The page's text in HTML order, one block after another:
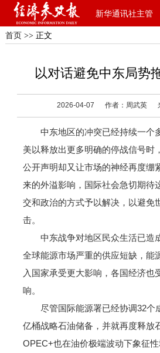
新华通讯社主管
首页 >> 正文
以对话避免中东局势
2026-04-07 作者：周武英
中东地区的冲突已经持续一个
美以释放出更多明确的停战信号时
公开声明却又让市场的神经再度绷
来的外溢影响，国际社会急切期待
交和政治的方式予以解决，以避免
击。
中东战争对地区民众生活已造
全球能源市场严重的供应短缺，能
入国家承受更大影响，各国经济也
响。
尽管国际能源署已经协调32个
亿桶战略石油储备，并就再度释放
OPEC+也在油价极端波动下象征